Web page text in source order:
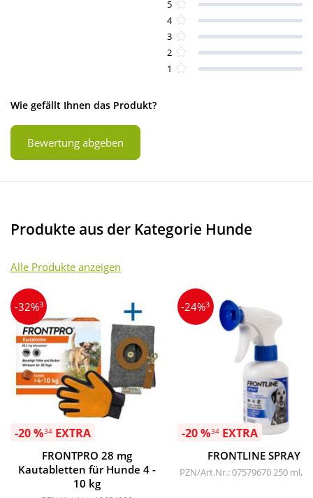
5
4
3
2
1
Wie gefällt Ihnen das Produkt?
Bewertung abgeben
Produkte aus der Kategorie Hunde
Alle Produkte anzeigen
-32%3
-20 %34EXTRA
FRONTPRO 28 mg
Kautabletten für Hunde 4 -
10 kg
-24%3
-20 %34EXTRA
FRONTLINE SPRAY
PZN/Art.Nr.: 07579670250 ml,